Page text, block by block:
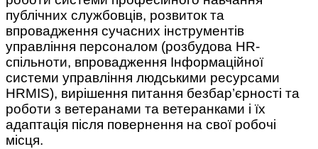
публічних службовців, розвиток та
впровадження сучасних інструментів
управління персоналом (розбудова HR-
спільноти, впровадження Інформаційної
системи управління людськими ресурсами
HRMIS), вирішення питання безбар’єрності та
роботи з ветеранами та ветеранками і їх
адаптація після повернення на свої робочі
місця.